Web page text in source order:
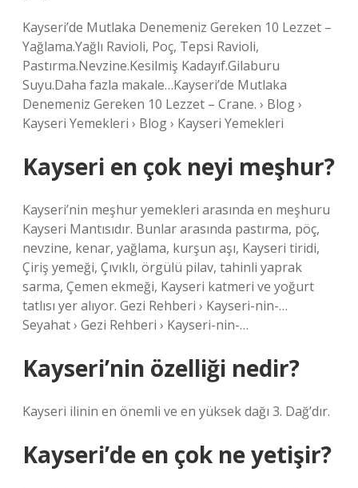
Kayseri’de Mutlaka Denemeniz Gereken 10 Lezzet –
Yağlama.Yağlı Ravioli, Poç, Tepsi Ravioli,
Pastırma.Nevzine.Kesilmiş Kadayıf.Gilaburu
Suyu.Daha fazla makale…Kayseri’de Mutlaka
Denemeniz Gereken 10 Lezzet – Crane. › Blog ›
Kayseri Yemekleri › Blog › Kayseri Yemekleri
Kayseri en çok neyi meşhur?
Kayseri’nin meşhur yemekleri arasında en meşhuru
Kayseri Mantısıdır. Bunlar arasında pastırma, pöç,
nevzine, kenar, yağlama, kurşun aşı, Kayseri tiridi,
Çiriş yemeği, Çıvıklı, örgülü pilav, tahinli yaprak
sarma, Çemen ekmeği, Kayseri katmeri ve yoğurt
tatlısı yer alıyor. Gezi Rehberi › Kayseri-nin-…
Seyahat › Gezi Rehberi › Kayseri-nin-…
Kayseri’nin özelliği nedir?
Kayseri ilinin en önemli ve en yüksek dağı 3. Dağ’dır.
Kayseri’de en çok ne yetişir?